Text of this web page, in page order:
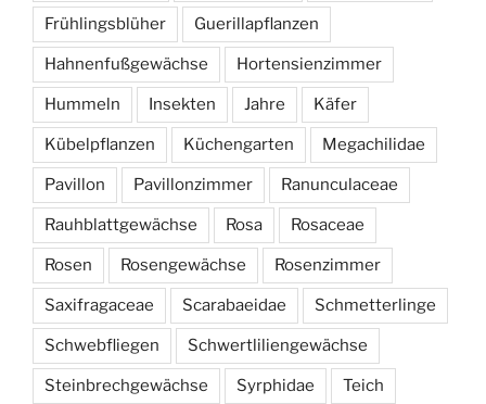
Frühlingsblüher Guerillapflanzen
Hahnenfußgewächse Hortensienzimmer
Hummeln Insekten Jahre Käfer
Kübelpflanzen Küchengarten Megachilidae
Pavillon Pavillonzimmer Ranunculaceae
Rauhblattgewächse Rosa Rosaceae
Rosen Rosengewächse Rosenzimmer
Saxifragaceae Scarabaeidae Schmetterlinge
Schwebfliegen Schwertliliengewächse
Steinbrechgewächse Syrphidae Teich